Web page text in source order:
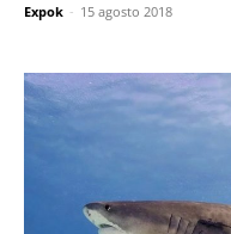
Expok - 15 agosto 2018